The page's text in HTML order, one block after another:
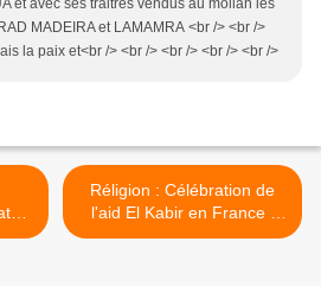
et avec ses traitres vendus au mollah les
MADEIRA et LAMAMRA <br /> <br />
la paix et<br /> <br /> <br /> <br /> <br />
Réligion : Célébration de
l'aid El Kabir en France :
Mardi 16 novembre 2010 >